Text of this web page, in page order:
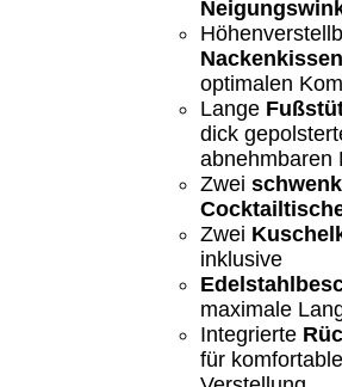
Nackenkissen
optimalen
Lange
dick
abnehmbaren
Zwei
Zwei
inklusive
maximale
Integrierte
für komfortable